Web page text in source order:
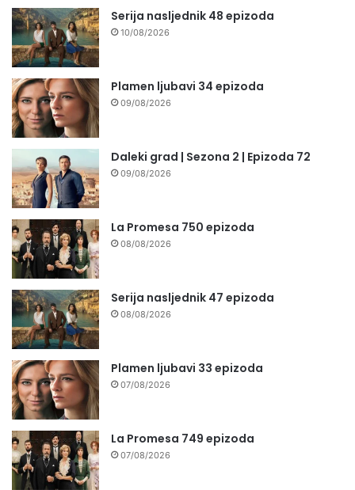
Serija nasljednik 48 epizoda
10/08/2026
Plamen ljubavi 34 epizoda
09/08/2026
Daleki grad | Sezona 2 | Epizoda 72
09/08/2026
La Promesa 750 epizoda
08/08/2026
Serija nasljednik 47 epizoda
08/08/2026
Plamen ljubavi 33 epizoda
07/08/2026
La Promesa 749 epizoda
07/08/2026